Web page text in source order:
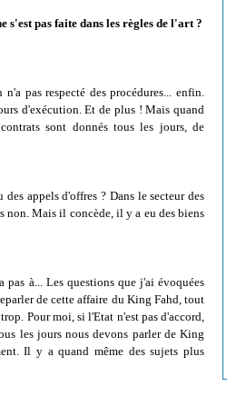
s'est pas faite dans les règles de l'art ?
pas respecté des procédures... enfin.
d'exécution. Et de plus ! Mais quand
sont donnés tous les jours, de
appels d'offres ? Dans le secteur des
non. Mais il concède, il y a eu des biens
à... Les questions que j'ai évoquées
de cette affaire du King Fahd, tout
Pour moi, si l'Etat n'est pas d'accord,
les jours nous devons parler de King
Il y a quand même des sujets plus